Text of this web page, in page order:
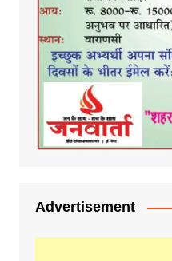
Advertisement